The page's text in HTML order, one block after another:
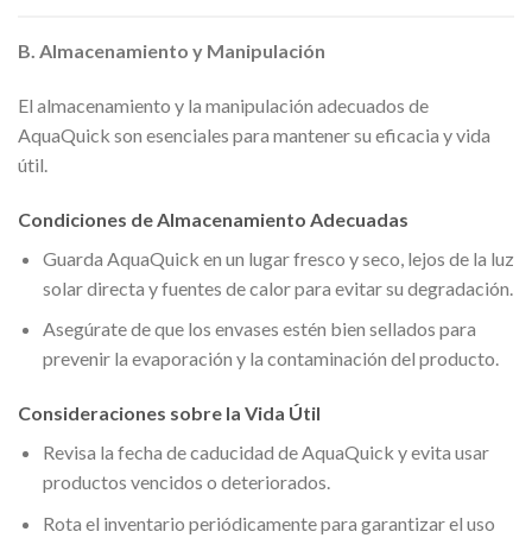
B. Almacenamiento y Manipulación
El almacenamiento y la manipulación adecuados de
AquaQuick son esenciales para mantener su eficacia y vida
útil.
Condiciones de Almacenamiento Adecuadas
Guarda AquaQuick en un lugar fresco y seco, lejos de la luz
solar directa y fuentes de calor para evitar su degradación.
Asegúrate de que los envases estén bien sellados para
prevenir la evaporación y la contaminación del producto.
Consideraciones sobre la Vida Útil
Revisa la fecha de caducidad de AquaQuick y evita usar
productos vencidos o deteriorados.
Rota el inventario periódicamente para garantizar el uso